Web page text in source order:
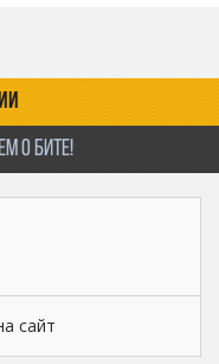
О БИТЕ!
сайт